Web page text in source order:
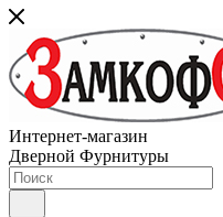
Интернет-магазин
Дверной Фурнитуры